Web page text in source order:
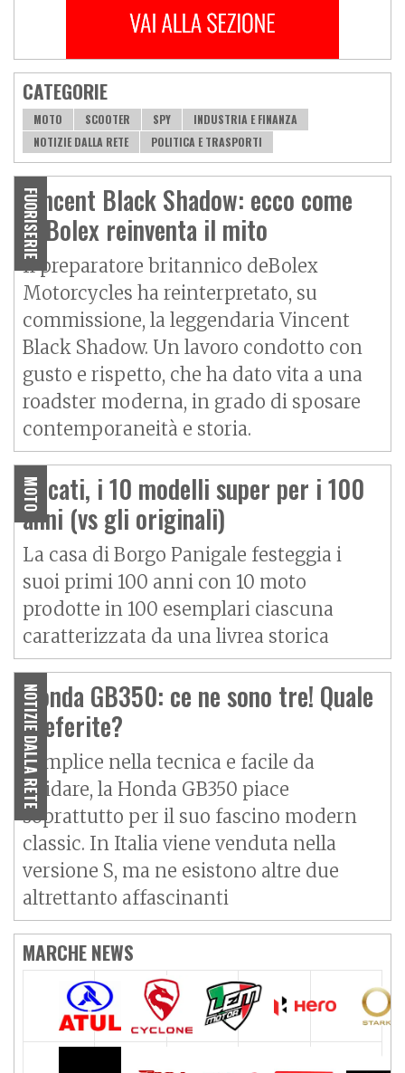
CATEGORIE
MOTO SCOOTER SPY
INDUSTRIA E FINANZA
NOTIZIE DALLA RETE
POLITICA E TRASPORTI
FUORISERIE
Vincent Black Shadow: ecco come
deBolex reinventa il mito
Il preparatore britannico deBolex
Motorcycles ha reinterpretato, su
commissione, la leggendaria Vincent
Black Shadow. Un lavoro condotto con
gusto e rispetto, che ha dato vita a una
roadster moderna, in grado di sposare
contemporaneità e storia.
MOTO
Ducati, i 10 modelli super per i 100
anni (vs gli originali)
La casa di Borgo Panigale festeggia i
suoi primi 100 anni con 10 moto
prodotte in 100 esemplari ciascuna
caratterizzata da una livrea storica
NOTIZIE DALLA RETE
Honda GB350: ce ne sono tre! Quale
preferite?
Semplice nella tecnica e facile da
guidare, la Honda GB350 piace
soprattutto per il suo fascino modern
classic. In Italia viene venduta nella
versione S, ma ne esistono altre due
altrettanto affascinanti
MARCHE NEWS